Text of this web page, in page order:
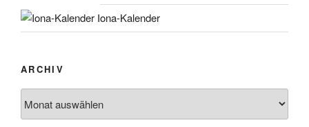
Iona-Kalender
ARCHIV